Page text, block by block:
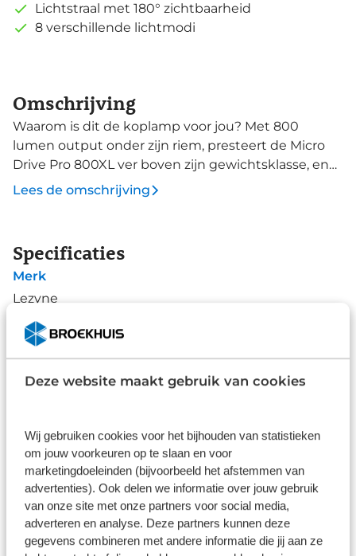
Deze website maakt gebruik van cookies
Wij gebruiken cookies voor het bijhouden van statistieken
om jouw voorkeuren op te slaan en voor
marketingdoeleinden (bijvoorbeeld het afstemmen van
advertenties). Ook delen we informatie over jouw gebruik
van onze site met onze partners voor social media,
adverteren en analyse. Deze partners kunnen deze
gegevens combineren met andere informatie die jij aan ze
Lichtstraal met 180° zichtbaarheid
8 verschillende lichtmodi
Omschrijving
Waarom is dit de koplamp voor jou? Met 800
lumen output onder zijn riem, presteert de Micro
Drive Pro 800XL ver boven zijn gewichtsklasse, en
heeft hij serieuze kracht voor zijn formaat. Met een
zichtbaarheid te bieden. Acht unieke output-modi,
waaronder een opvallende Daytime Flash, modus
zorgen ervoor dat er een modus is die aan elke
situatie voldoet. De lamp biedt een maximale
looptijd van 87 uur in de Femto-modus. De Micro
Drive Pro 800XL is compatibel met Remote Switch
en kan op alle sturen worden gemonteerd via een
Lees de omschrijving
Specificaties
Merk
Lezyne
Type
Koplampen
Alle specificaties
De specificaties en onderdelen zijn gegeven op basis van aanlevering
van de leverancier. Op basis van beschikbaarheid of wijzigingen bij de
leverancier kunnen specificaties afwijken.
Wat klanten over ons zeggen